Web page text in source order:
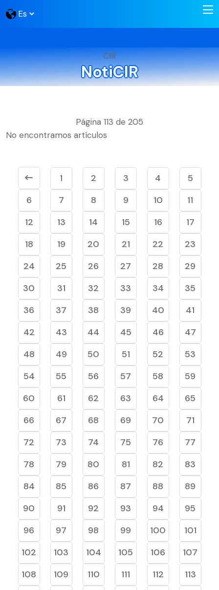
CIR
NotiCIR
Página 113 de 205
No encontramos artículos
1 2 3 4
5
6
7 8 9 10
11
12
13 14 15 16
17
18
19 20 21 22
23
24
25 26 27 28
29
30
31 32 33 34
35
36
37 38 39 40
41
42
43 44 45 46
47
48
49 50 51 52
53
54
55 56 57 58
59
60
61 62 63 64
65
66
67 68 69 70
71
72
73 74 75 76
77
78
79 80 81 82
83
84
85 86 87 88
89
90
91 92 93 94
95
96
97 98 99 100
101
102
103 104 105 106
107
108
109 110 111 112
113